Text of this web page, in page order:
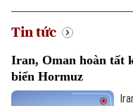
Tin tức
Iran, Oman hoàn tất
biển Hormuz